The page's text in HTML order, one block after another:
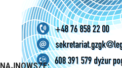
NAJNOWSZE: